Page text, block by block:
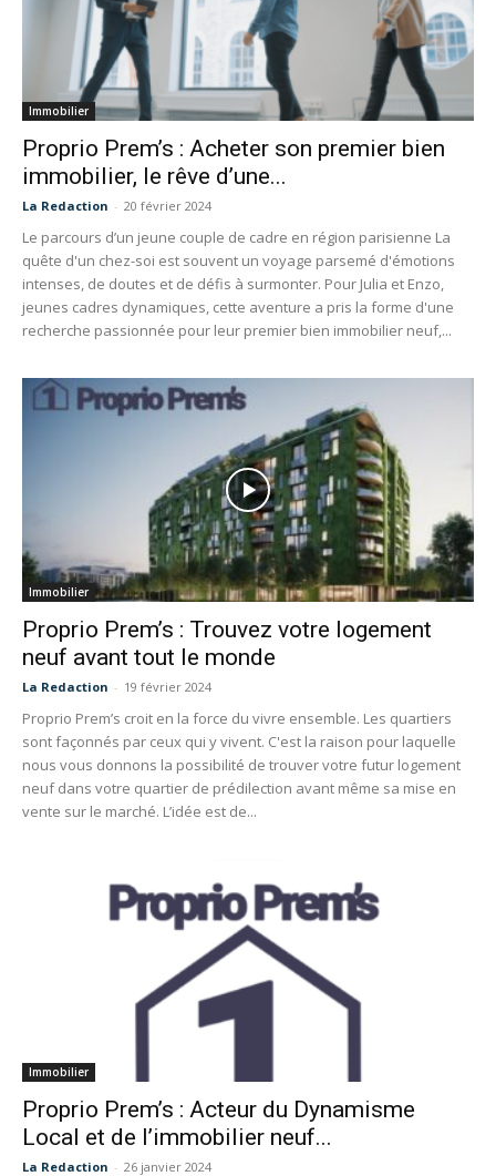
Immobilier
Proprio Prem’s : Acheter son premier bien
immobilier, le rêve d’une...
La Redaction - 20 février 2024
Le parcours d’un jeune couple de cadre en région parisienne La
quête d'un chez-soi est souvent un voyage parsemé d'émotions
intenses, de doutes et de défis à surmonter. Pour Julia et Enzo,
jeunes cadres dynamiques, cette aventure a pris la forme d'une
recherche passionnée pour leur premier bien immobilier neuf,...
Immobilier
Proprio Prem’s : Trouvez votre logement
neuf avant tout le monde
La Redaction - 19 février 2024
Proprio Prem’s croit en la force du vivre ensemble. Les quartiers
sont façonnés par ceux qui y vivent. C'est la raison pour laquelle
nous vous donnons la possibilité de trouver votre futur logement
neuf dans votre quartier de prédilection avant même sa mise en
vente sur le marché. L’idée est de...
Immobilier
Proprio Prem’s : Acteur du Dynamisme
Local et de l’immobilier neuf...
La Redaction - 26 janvier 2024